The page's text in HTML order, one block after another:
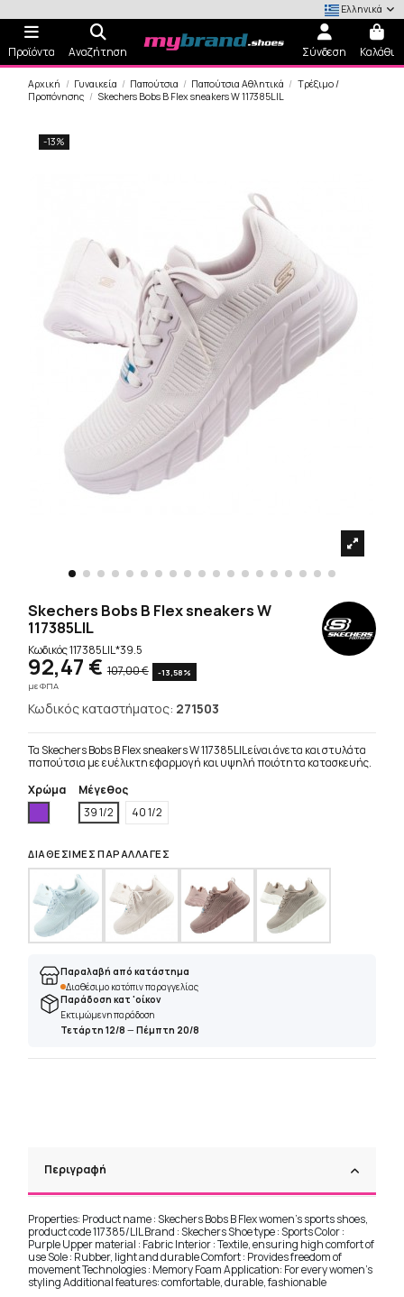
Ελληνικά
Προϊόντα Αναζήτηση Σύνδεση Καλάθι
Αρχική Γυναικεία Παπούτσια Παπούτσια Αθλητικά
Τρέξιμο /
Προπόνησης
Skechers Bobs B Flex sneakers W 117385LIL
-13%
Skechers Bobs B Flex sneakers W
117385LIL
Κωδικός117385LIL*39.5
92,47 € 107,00 €
-13,58%
με ΦΠΑ
Κωδικός καταστήματος: 271503
Τα Skechers Bobs B Flex sneakers W 117385LIL είναι άνετα και στυλάτα
παπούτσια με ευέλικτη εφαρμογή και υψηλή ποιότητα κατασκευής.
Χρώμα
Μέγεθος
39 1/2
40 1/2
ΔΙΑΘΈΣΙΜΕΣ ΠΑΡΑΛΛΑΓΈΣ
Παραλαβή από κατάστημα
Διαθέσιμο κατόπιν παραγγελίας
Παράδοση κατ 'οίκον
Εκτιμώμενη παράδοση
Τετάρτη 12/8 —Πέμπτη 20/8
Περιγραφή
Properties: Product name : Skechers Bobs B Flex women's sports shoes,
product code 117385/LIL Brand : Skechers Shoe type : Sports Color :
Purple Upper material : Fabric Interior : Textile, ensuring high comfort of
use Sole : Rubber, light and durable Comfort : Provides freedom of
movement Technologies : Memory Foam Application: For every women's
styling Additional features: comfortable, durable, fashionable